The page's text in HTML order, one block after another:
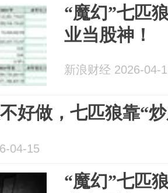
“魔幻”七匹
业当股神！
新浪财经 2026-04-
好做，七匹狼靠“
04-15
“魔幻”七匹